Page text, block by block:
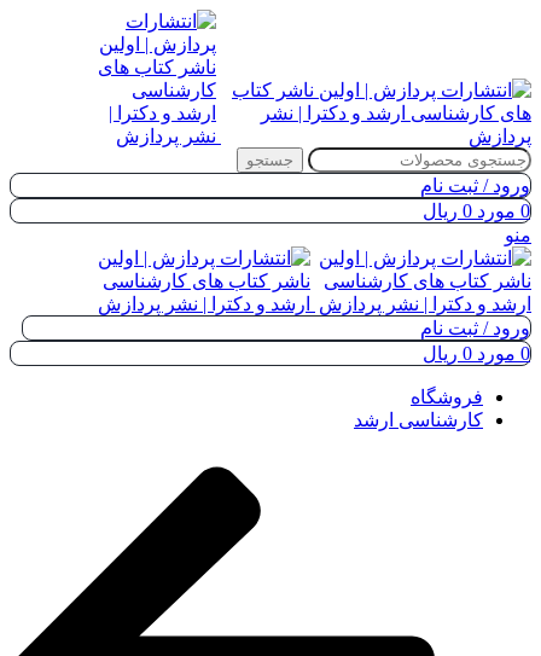
جستجو
ورود / ثبت نام
0 مورد 0 ریال
منو
ورود / ثبت نام
0 مورد 0 ریال
فروشگاه
کارشناسی ارشد